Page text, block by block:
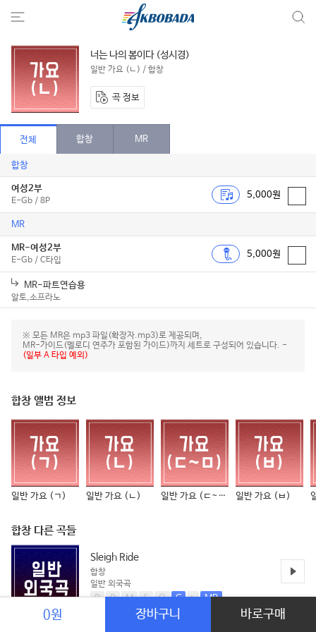
너는 나의 봄이다 (성시경)
일반 가요 (ㄴ) / 합창
곡 정보
전체 합창 MR
합창
여성2부
E-Gb / 8P
5,000원
MR
MR-여성2부
E-Gb / C타입
5,000원
MR-파트연습용
알토,소프라노
※ 모든 MR은 mp3 파일(확장자.mp3)로 제공되며,
MR-가이드(멜로디 연주가 포함된 가이드)까지 세트로 구성되어 있습니다. -
(일부 A 타입 예외)
합창 앨범 정보
일반 가요 (ㄱ) 일반 가요 (ㄴ) 일반 가요 (ㄷ~ㅁ) 일반 가요 (ㅂ)
합창 다른 곡들
Sleigh Ride
합창
일반 외국곡
B P M S O C MR
0원 장바구니 바로구매